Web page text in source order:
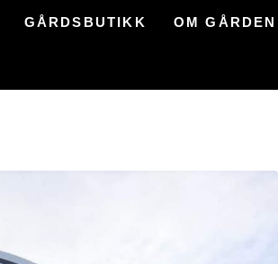
GÅRDSBUTIKK OM GÅRDEN